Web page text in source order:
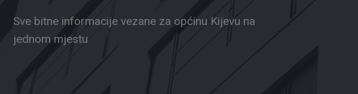
Sve bitne informacije vezane za općinu Kijevu na
jednom mjestu